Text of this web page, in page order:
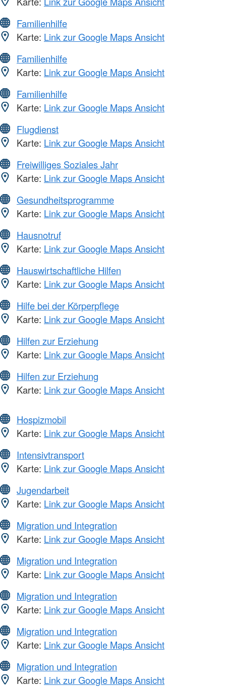
Familienhilfe
Karte: Link zur Google Maps Ansicht
Familienhilfe
Karte: Link zur Google Maps Ansicht
Familienhilfe
Karte: Link zur Google Maps Ansicht
Flugdienst
Karte: Link zur Google Maps Ansicht
Freiwilliges Soziales Jahr
Karte: Link zur Google Maps Ansicht
Gesundheitsprogramme
Karte: Link zur Google Maps Ansicht
Hausnotruf
Karte: Link zur Google Maps Ansicht
Hauswirtschaftliche Hilfen
Karte: Link zur Google Maps Ansicht
Hilfe bei der Körperpflege
Karte: Link zur Google Maps Ansicht
Hilfen zur Erziehung
Karte: Link zur Google Maps Ansicht
Hilfen zur Erziehung
Karte: Link zur Google Maps Ansicht
Hospizmobil
Karte: Link zur Google Maps Ansicht
Intensivtransport
Karte: Link zur Google Maps Ansicht
Jugendarbeit
Karte: Link zur Google Maps Ansicht
Migration und Integration
Karte: Link zur Google Maps Ansicht
Migration und Integration
Karte: Link zur Google Maps Ansicht
Migration und Integration
Karte: Link zur Google Maps Ansicht
Migration und Integration
Karte: Link zur Google Maps Ansicht
Migration und Integration
Karte: Link zur Google Maps Ansicht